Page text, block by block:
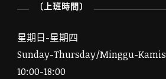
〔上班時間〕
星期日-星期四
Sunday-Thursday/Minggu-Kamis
10:00-18:00